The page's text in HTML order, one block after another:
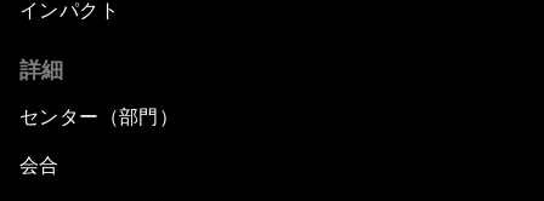
インパクト
詳細
センター（部門）
会合